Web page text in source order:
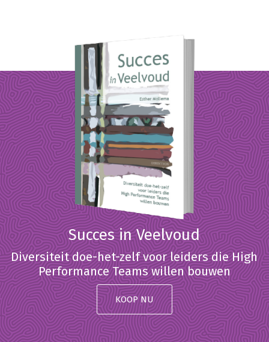
Succes in Veelvoud
Diversiteit doe-het-zelf voor leiders die High
Performance Teams willen bouwen
KOOP NU